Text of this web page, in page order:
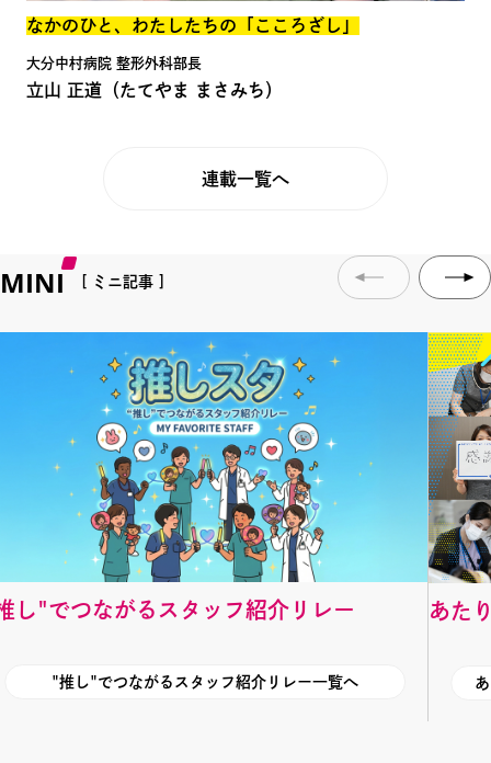
なかのひと、わたしたちの「こころざし」
大分中村病院 整形外科部長
立山 正道（たてやま まさみち）
連載一覧へ
MINI [ ミニ記事 ]
し"でつながるスタッフ紹介リレー
"推し"でつながるスタッフ紹介リレー一覧へ
あた